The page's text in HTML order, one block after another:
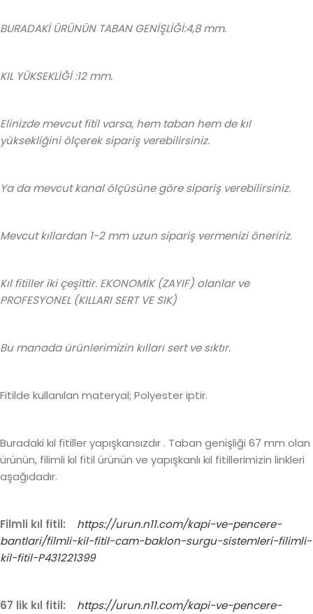
BURADAKİ ÜRÜNÜN TABAN GENİŞLİĞİ:4,8 mm.
KIL YÜKSEKLİĞİ :12 mm.
Elinizde mevcut fitil varsa, hem taban hem de kıl
yüksekliğini ölçerek sipariş verebilirsiniz.
Ya da mevcut kanal ölçüsüne göre sipariş verebilirsiniz.
Mevcut kıllardan 1-2 mm uzun sipariş vermenizi öneririz.
Kıl fitiller iki çeşittir. EKONOMİK (ZAYIF) olanlar ve
PROFESYONEL (KILLARI SERT VE SIK)
Bu manada ürünlerimizin kılları sert ve sıktır.
Fitilde kullanılan materyal; Polyester iptir.
Buradaki kıl fitiller yapışkansızdır . Taban genişliği 67 mm olan
ürünün, filimli kıl fitil ürünün ve yapışkanlı kıl fitillerimizin linkleri
aşağıdadır.
Filmli kıl fitil:
https://urun.n11.com/kapi-ve-pencere-
bantlari/filmli-kil-fitil-cam-baklon-surgu-sistemleri-filimli-
kil-fitil-P431221399
67 lik kıl fitil:
https://urun.n11.com/kapi-ve-pencere-